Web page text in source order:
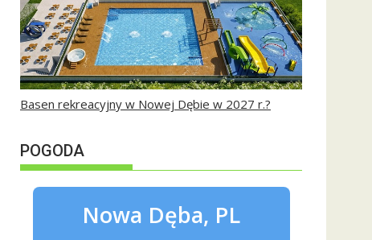
Basen rekreacyjny w Nowej Dębie w 2027 r.?
POGODA
Nowa Dęba, PL